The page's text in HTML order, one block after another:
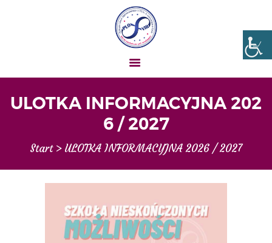
ULOTKA INFORMACYJNA 202
6 / 2027
Start ULOTKA INFORMACYJNA 2026 / 2027
Liceum nr VIII Opole
AKTUALNOŚCI
OGŁOSZENIA
UCZEŃ – RODZIC
O NAS
REKRUTACJA
PROJEKTY